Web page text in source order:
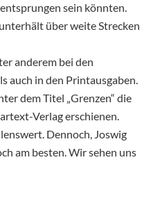
sein könnten.
über weite Strecken
anderem bei den
auch in den Printausgaben.
dem Titel „Grenzen“ die
Verlag erschienen.
Dennoch, Joswig
am besten. Wir sehen uns